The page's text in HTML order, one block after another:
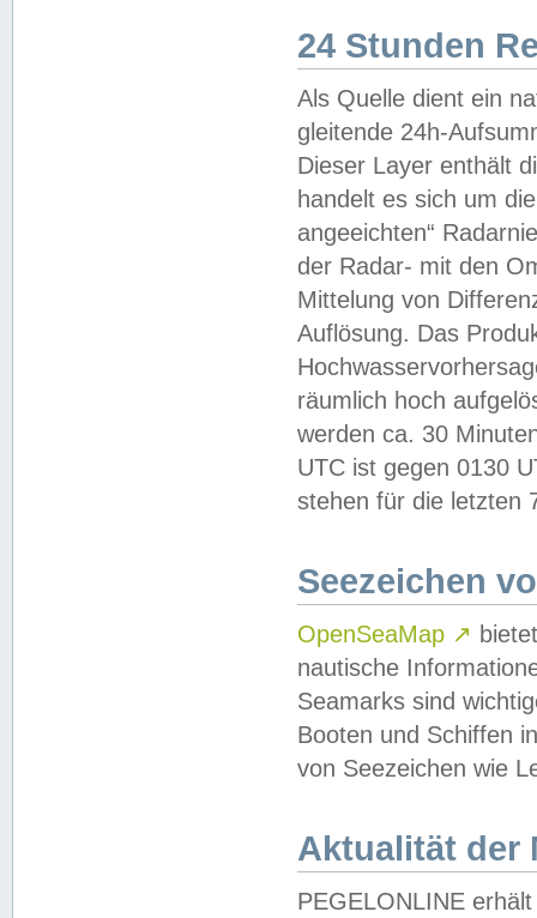
24 Stunden
Als Quelle dient ein
gleitende 24h-
Dieser Layer enthält
handelt es sich um
angeeichten“
der Radar- mit den
Mittelung von
Auflösung. Das
räumlich hoch
werden ca. 30
UTC ist gegen 0130
stehen für die letzten
Seezeichen
OpenSeaMap ↗
nautische
Seamarks sind
Booten und Schiffen
von Seezeichen wie
Aktualität der
PEGELONLINE